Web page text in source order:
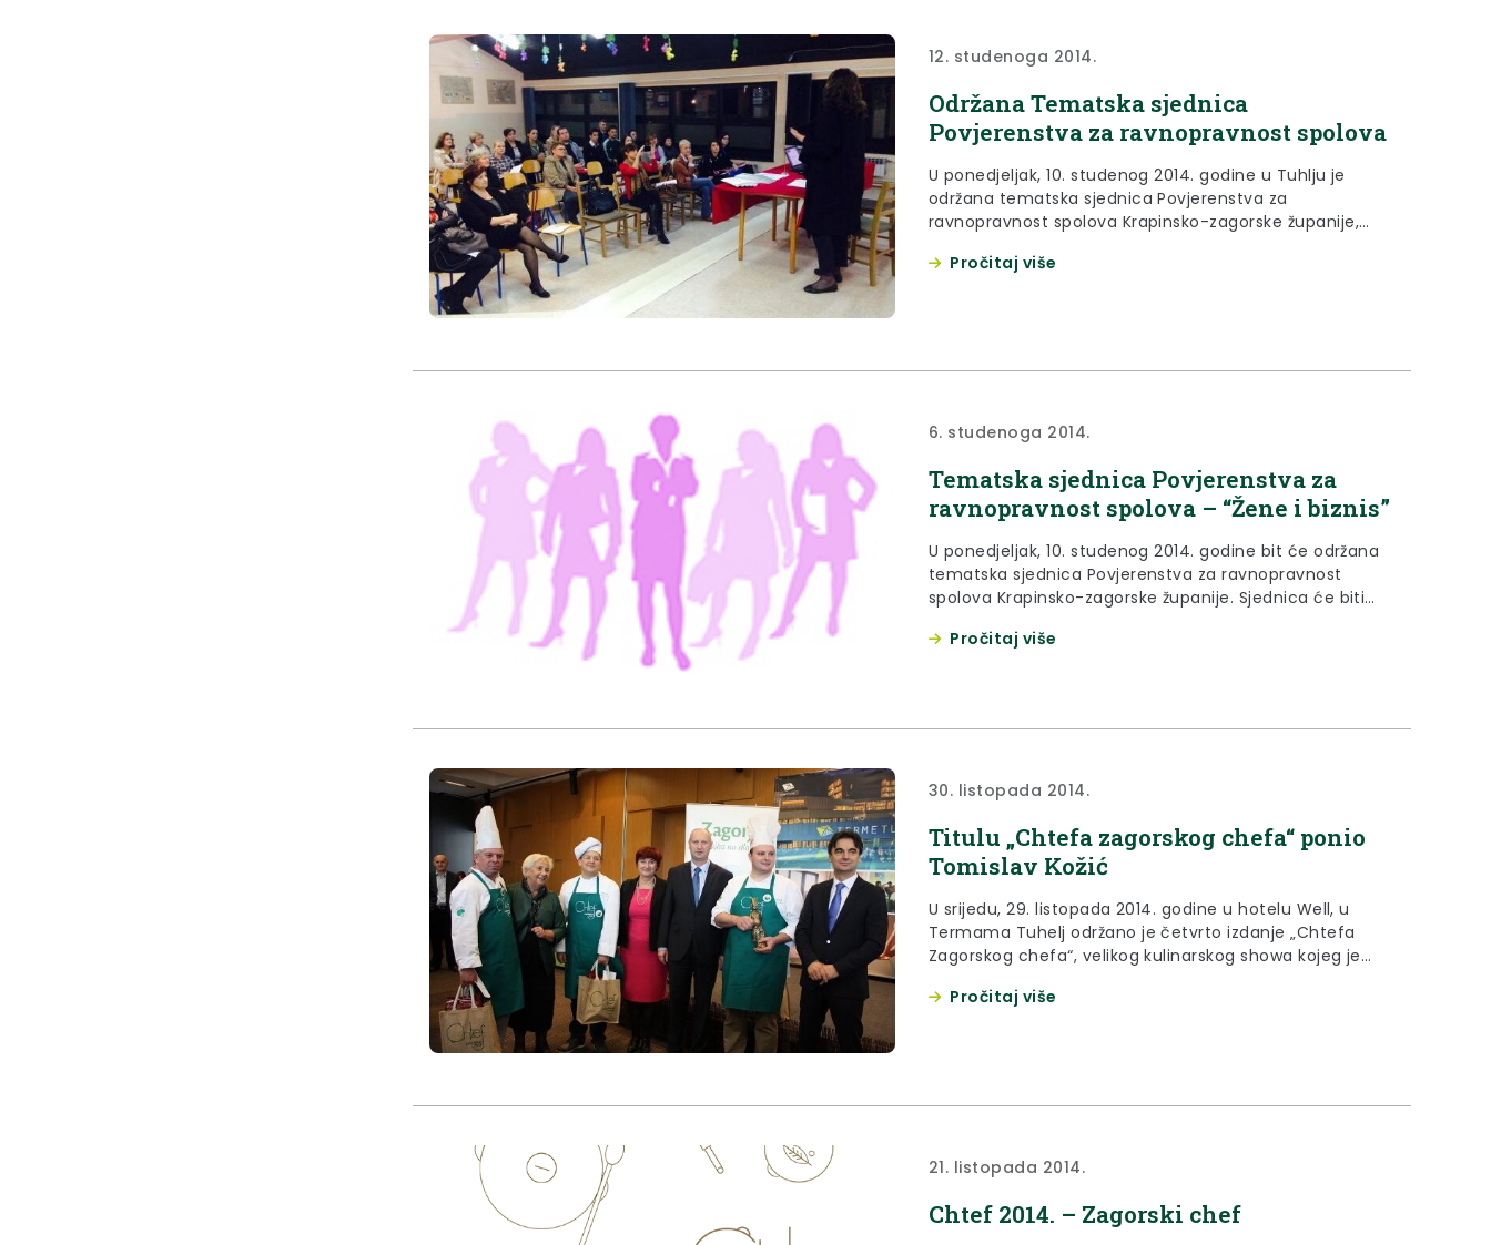
12. studenoga 2014.
Održana Tematska sjednica
Povjerenstva za ravnopravnost spolova
U ponedjeljak, 10. studenog 2014. godine u Tuhlju je
održana tematska sjednica Povjerenstva za
ravnopravnost spolova Krapinsko-zagorske županije,
djelatnosti Jasna Petek.
Pročitaj više
6. studenoga 2014.
Tematska sjednica Povjerenstva za
ravnopravnost spolova – “Žene i biznis”
U ponedjeljak, 10. studenog 2014. godine bit će održana
tematska sjednica Povjerenstva za ravnopravnost
spolova Krapinsko-zagorske županije. Sjednica će biti
Tuhlju (Tuhelj, 54) u 18 sati.
Pročitaj više
30. listopada 2014.
Titulu „Chtefa zagorskog chefa“ ponio
Tomislav Kožić
U srijedu, 29. listopada 2014. godine u hotelu Well, u
Termama Tuhelj održano je četvrto izdanje „Chtefa
Zagorskog chefa“, velikog kulinarskog showa kojeg je
Pročitaj više
21. listopada 2014.
Chtef 2014. – Zagorski chef